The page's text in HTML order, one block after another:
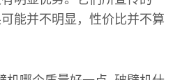
能并不明显，性价比并不算